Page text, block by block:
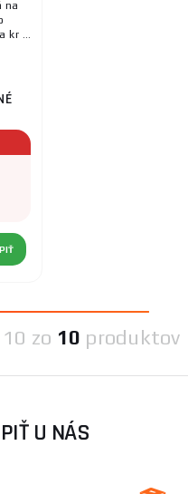
na
kr ...
10 zo 10 produktov
U NÁS